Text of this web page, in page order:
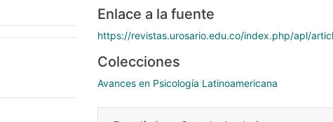
Enlace a la fuente
https://revistas.urosario.edu.co/index.php/apl/
Colecciones
Avances en Psicología Latinoamericana